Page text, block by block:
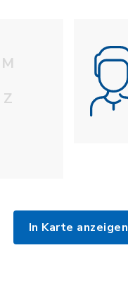
M
Z
In Karte anzeigen